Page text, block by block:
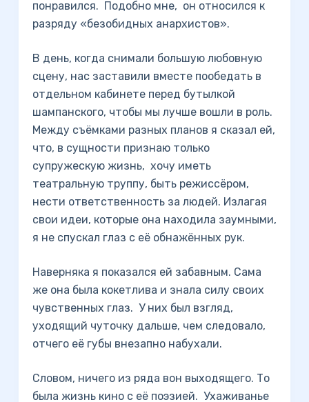
понравился. Подобно мне, он относился к
разряду «безобидных анархистов».
В день, когда снимали большую любовную
сцену, нас заставили вместе пообедать в
отдельном кабинете перед бутылкой
шампанского, чтобы мы лучше вошли в роль.
Между съёмками разных планов я сказал ей,
что, в сущности признаю только
супружескую жизнь, хочу иметь
театральную труппу, быть режиссёром,
нести ответственность за людей. Излагая
свои идеи, которые она находила заумными,
я не спускал глаз с её обнажённых рук.
Наверняка я показался ей забавным. Сама
же она была кокетлива и знала силу своих
чувственных глаз. У них был взгляд,
уходящий чуточку дальше, чем следовало,
отчего её губы внезапно набухали.
Словом, ничего из ряда вон выходящего. То
была жизнь кино с её поэзией. Ухаживанье